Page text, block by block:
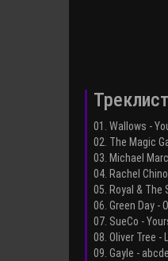
01. Wallows -
02. The Magic
03. Michael
04. Rachel
05. Royal & The
06. Green Day -
07. SueCo -
08. Oliver Tree -
09. Gayle -